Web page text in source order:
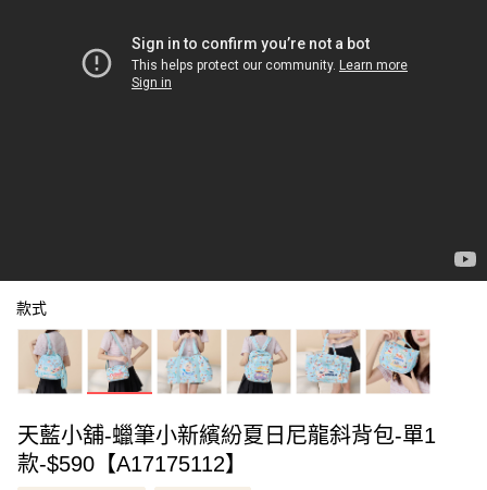
款式
天藍小舖-蠟筆小新繽紛夏日尼龍斜背包-單1
款-$590【A17175112】